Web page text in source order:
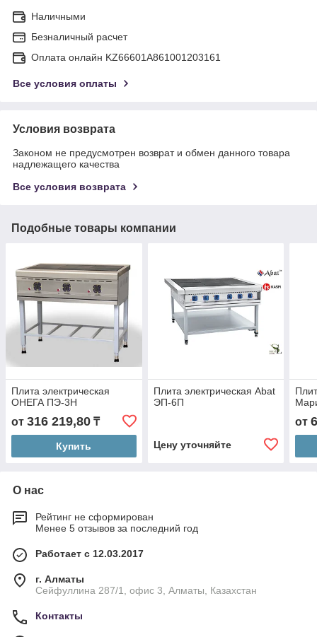
Наличными
Безналичный расчет
Оплата онлайн KZ66601A861001203161
Все условия оплаты
Условия возврата
Законом не предусмотрен возврат и обмен данного товара
надлежащего качества
Все условия возврата
Подобные товары компании
Плита электрическая
ОНЕГА ПЭ-3Н
от 316 219,80 ₸
Купить
Плита электрическая Abat
ЭП-6П
Цену уточняйте
от
О нас
Рейтинг не сформирован
Менее 5 отзывов за последний год
Работает с 12.03.2017
г. Алматы
Сейфуллина 287/1, офис 3, Алматы, Казахстан
Контакты